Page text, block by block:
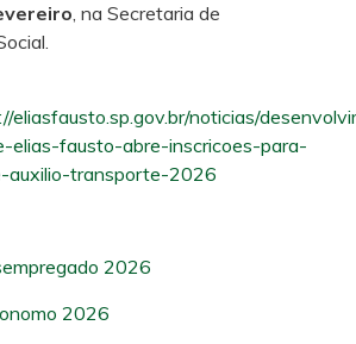
, na Secretaria de
eliasfausto.sp.gov.br/noticias/
elias-fausto-abre-inscricoes-para-
auxilio-transporte-2026
2026
2026